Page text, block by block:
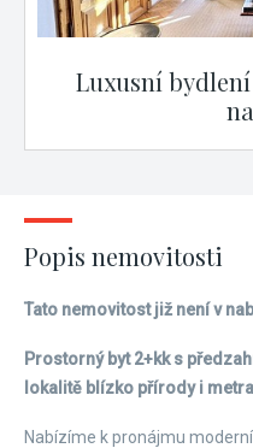
Luxusní bydlení
Popis nemovitosti
Tato nemovitost již není v
Prostorný byt 2+kk s
lokalitě blízko přírody i
Nabízíme k pronájmu